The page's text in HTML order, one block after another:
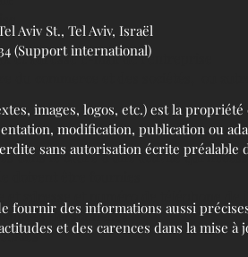
et adresse e-mail de l'entreprise
dans le cadre d'une activité qui
et adresse et numéro de téléphone de
personnelles
Aviv St., Tel Aviv, Israël
(Support international)
images, logos, etc.) est la
modification, publication ou
sans autorisation écrite préalable
fournir des informations aussi
et des carences dans la mise